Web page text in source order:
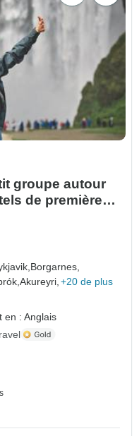
groupe autour
de première
Borgarnes,
Akureyri, +20 de plus
en : Anglais